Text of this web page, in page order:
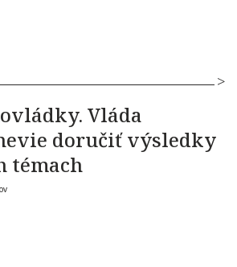
Vláda
doručiť výsledky
témach